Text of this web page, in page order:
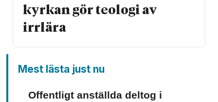
kyrkan gör teologi av
irrlära
Mest lästa just nu
Offentligt anställda deltog i